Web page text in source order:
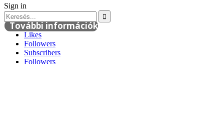
További információk
Sign in
Likes
Followers
Subscribers
Followers